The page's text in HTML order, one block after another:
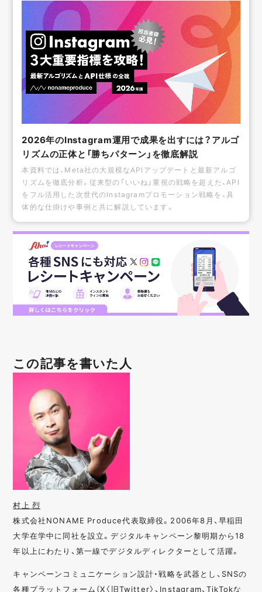
2026年のInstagram運用で成果を出すには？アルゴ
リズムの正体と「勝ちパターン」を徹底解説
本資料では、Meta社の大規模なAPIアップデートと最新アルゴ
リズムを徹底分析。従来型の「いいね」重視の戦略を超えた、API
をフル活用した次世代のInstagramプロモーション戦略を、具
体的な仕掛けや事例と共に解説しています。
この記事を書いた人
村上 烈
株式会社NONAME Produce代表取締役。2006年8月、早稲田
大学在学中に同社を設立。デジタルキャンペーン黎明期から18
年以上にわたり、第一線でデジタルディレクターとして活躍。
キャンペーンコミュニケーション設計・戦略を武器とし、SNSの
各種プラットフォーム（X〈旧Twitter〉、Instagram、TikTokな